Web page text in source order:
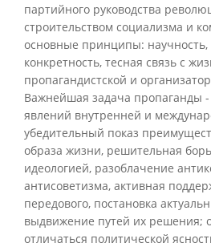
партийного руководства
строительством социализма и
основные принципы: научность,
конкретность, тесная связь с
пропагандистской и
Важнейшая задача пропаганды
явлений внутренней и
убедительный показ
образа жизни, решительная
идеологией, разоблачение
антисоветизма, активная
передового, постановка
выдвижение путей их решения;
отличаться политической